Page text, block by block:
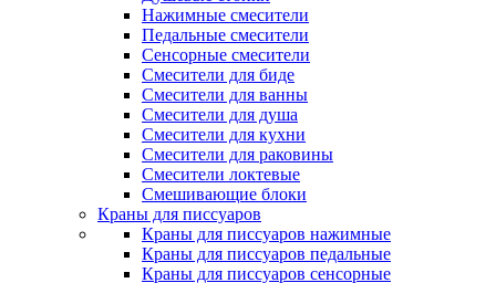
Нажимные смесители
Педальные смесители
Сенсорные смесители
Смесители для биде
Смесители для ванны
Смесители для душа
Смесители для кухни
Смесители для раковины
Смесители локтевые
Смешивающие блоки
Краны для писсуаров
Краны для писсуаров нажимные
Краны для писсуаров педальные
Краны для писсуаров сенсорные